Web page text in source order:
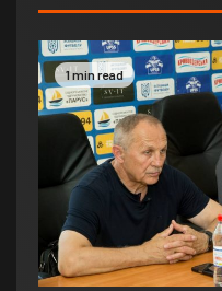
1 min read